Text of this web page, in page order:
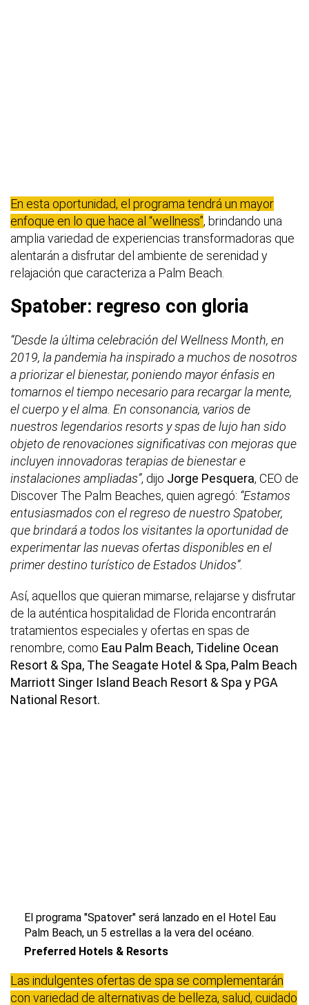
En esta oportunidad, el programa tendrá un mayor
enfoque en lo que hace al “wellness”, brindando una
amplia variedad de experiencias transformadoras que
alentarán a disfrutar del ambiente de serenidad y
relajación que caracteriza a Palm Beach.
Spatober: regreso con gloria
“Desde la última celebración del Wellness Month, en
2019, la pandemia ha inspirado a muchos de nosotros
a priorizar el bienestar, poniendo mayor énfasis en
tomarnos el tiempo necesario para recargar la mente,
el cuerpo y el alma. En consonancia, varios de
nuestros legendarios resorts y spas de lujo han sido
objeto de renovaciones significativas con mejoras que
incluyen innovadoras terapias de bienestar e
instalaciones ampliadas”, dijo Jorge Pesquera, CEO de
Discover The Palm Beaches, quien agregó: “Estamos
entusiasmados con el regreso de nuestro Spatober,
que brindará a todos los visitantes la oportunidad de
experimentar las nuevas ofertas disponibles en el
primer destino turístico de Estados Unidos”.
Así, aquellos que quieran mimarse, relajarse y disfrutar
de la auténtica hospitalidad de Florida encontrarán
tratamientos especiales y ofertas en spas de
renombre, como Eau Palm Beach, Tideline Ocean
Resort & Spa, The Seagate Hotel & Spa, Palm Beach
Marriott Singer Island Beach Resort & Spa y PGA
National Resort.
El programa "Spatover" será lanzado en el Hotel Eau
Palm Beach, un 5 estrellas a la vera del océano.
Preferred Hotels & Resorts
Las indulgentes ofertas de spa se complementarán
con variedad de alternativas de belleza, salud, cuidado